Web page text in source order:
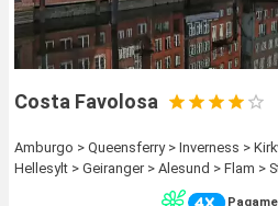
Costa Favolosa
Amburgo > Queensferry > Inverness >
Hellesylt > Geiranger > Alesund > Flam >